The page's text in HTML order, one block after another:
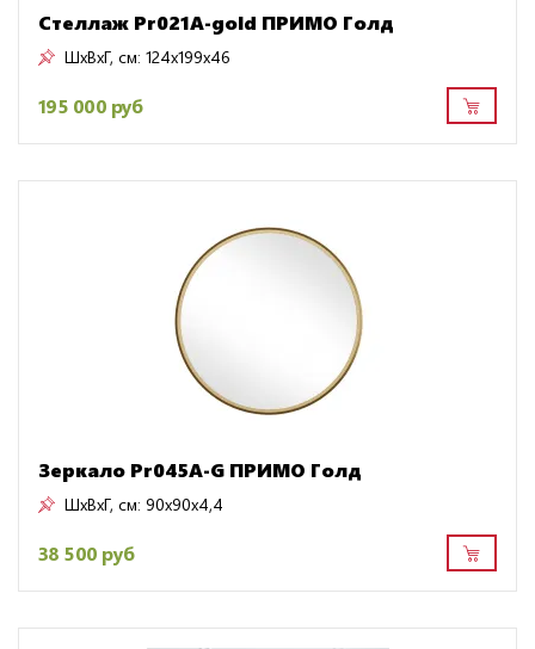
Стеллаж Pr021A-gold ПРИМО Голд
ШxВxГ, см: 124x199x46
195 000 руб
Зеркало Pr045A-G ПРИМО Голд
ШxВxГ, см: 90x90x4,4
38 500 руб